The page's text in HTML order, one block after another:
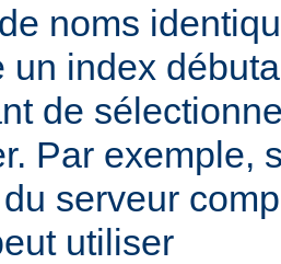
noms
un index
de
Par exemple,
serveur
utiliser